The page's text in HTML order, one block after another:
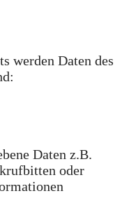
werden Daten des
Daten z.B.
oder